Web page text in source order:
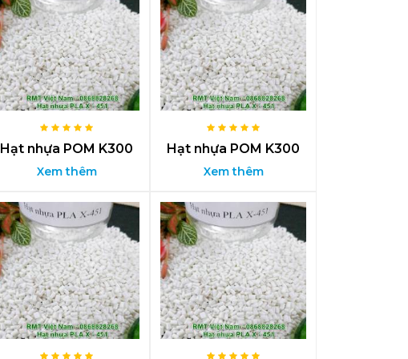
Hạt nhựa POM K300
Xem thêm
Hạt nhựa POM K300
Xem thêm